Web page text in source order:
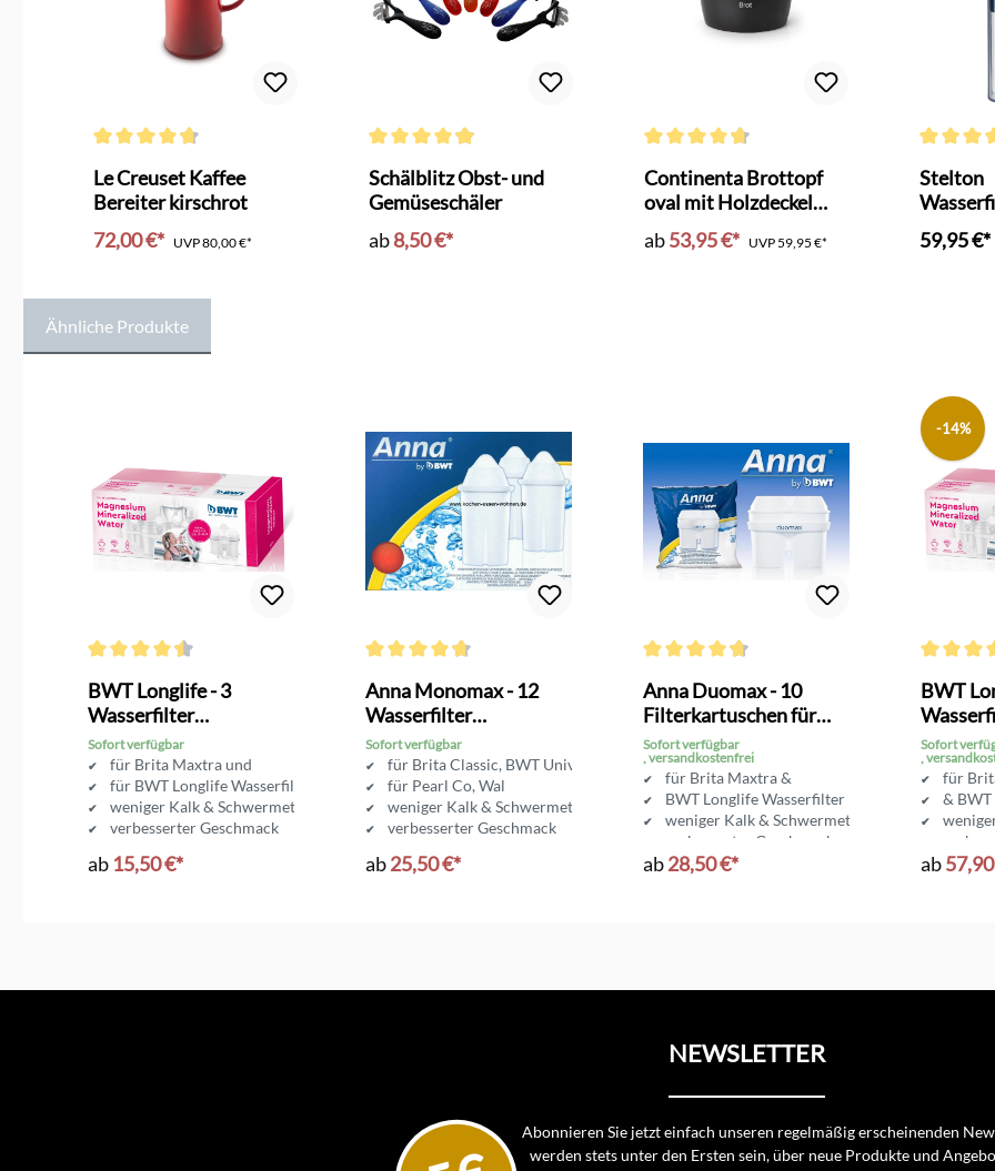
Le Creuset Kaffee
Bereiter kirschrot
72,00 €* UVP80,00 €*
Schälblitz Obst- und
Gemüseschäler
ab8,50 €*
Continenta Brottopf
oval mit Holzdeckel
schwarz
ab53,95 €* UVP 59,95 €*
Stelton
59,95 €*
Ähnliche Produkte
BWT Longlife - 3
Wasserfilter
Kartuschen für Brita
Maxtra
Sofort verfügbar
für Brita Maxtra und
für BWT Longlife Wasserfilter
weniger Kalk & Schwermetall
verbesserter Geschmack
ab 15,50 €*
Anna Monomax - 12
Wasserfilter
Kartuschen für Brita
Classic
Sofort verfügbar
für Brita Classic, BWT Universal
für Pearl Co, Wal
weniger Kalk & Schwermetall
verbesserter Geschmack
ab25,50 €*
Anna Duomax - 10
Filterkartuschen für
Brita Maxtra
Sofort verfügbar
, versandkostenfrei
für Brita Maxtra &
BWT Longlife Wasserfilter
weniger Kalk & Schwermetall
verbesserter Geschmack
ab28,50 €*
-14%
BWT
Maxtra
Sofort
,
für
& BWT
ab
NEWSLETTER
Abonnieren Sie jetzt einfach unseren regelmäßig erscheinenden
werden stets unter den Ersten sein, über neue Produkte und